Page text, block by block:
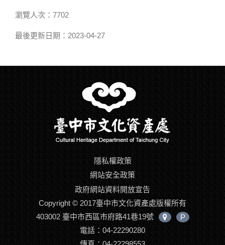
瀏覽人次：7702
最後更新日期：2023-04-27
隱私權政策
網站安全政策
政府網站資料開放宣告
Copyright © 2017臺中市文化資產處版權所有
403002 臺中市西區市府路41巷19號
中
P
電話：04-22290280